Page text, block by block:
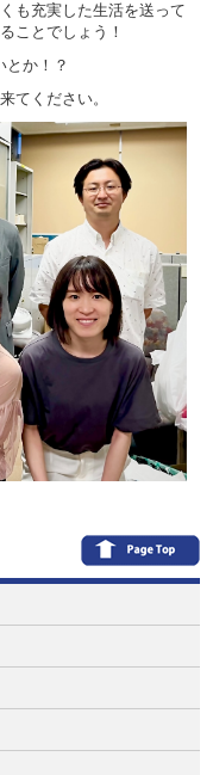
も充実した生活を送って
ことでしょう！
とか！？
てください。